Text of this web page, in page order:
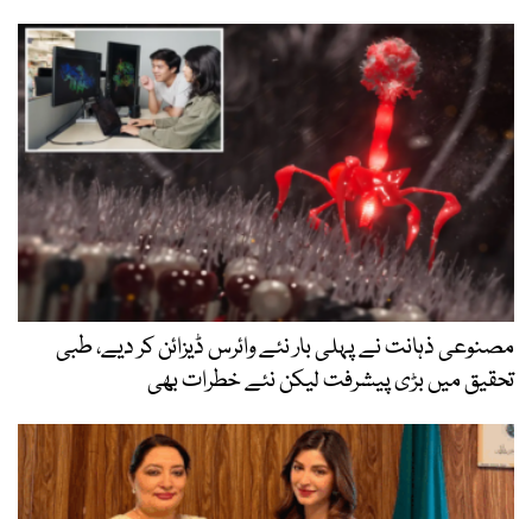
مصنوعی ذہانت نے پہلی بار نئے وائرس ڈیزائن کر دیے، طبی
تحقیق میں بڑی پیشرفت لیکن نئے خطرات بھی